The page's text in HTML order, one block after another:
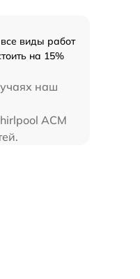
виды работ
на 15%
наш
ACM